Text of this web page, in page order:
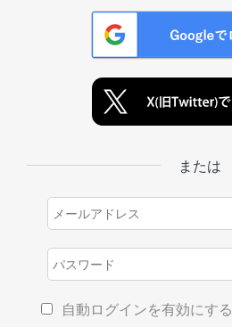
または
自動ログインを有効にする